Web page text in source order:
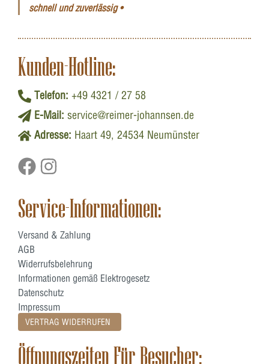
schnell und zuverlässig •
Kunden-Hotline:
Telefon: +49 4321 / 27 58
E-Mail: service@reimer-johannsen.de
Adresse: Haart 49, 24534 Neumünster
Service-Informationen:
Versand & Zahlung
AGB
Widerrufsbelehrung
Informationen gemäß Elektrogesetz
Datenschutz
Impressum
VERTRAG WIDERRUFEN
Öffnungszeiten Für Besucher: